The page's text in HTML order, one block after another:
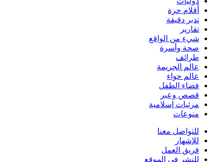
أقلام حرة
تدبر دقيقة
تقارير
شيء من الواقع
صحة وأسرة
طرائف
عالم الجريمة
عالم حواء
فضاء الطفل
قصص وعبر
مرئيات إسلامية
منوعات
للتواصل معنا
للإشهار
فريق العمل
للنشر في الموقع